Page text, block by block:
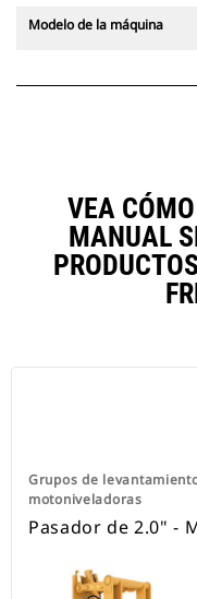
Modelo de la máquina
VEA
MANUAL
Grupos de
motoniveladoras
Pasador de 2.0" -